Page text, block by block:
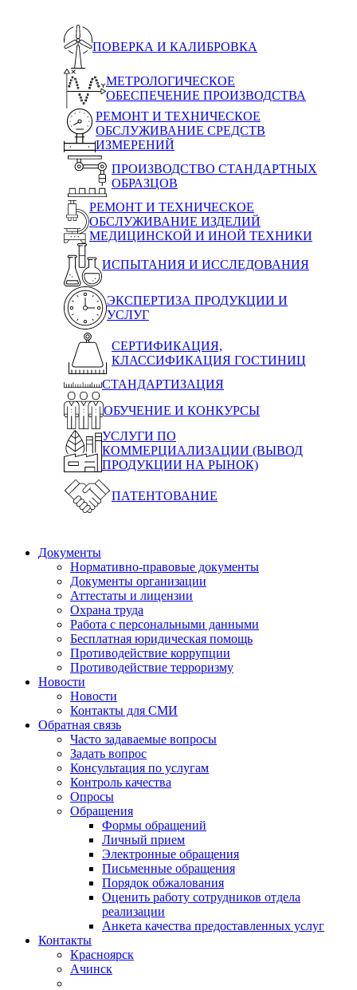
ПОВЕРКА И КАЛИБРОВКА
МЕТРОЛОГИЧЕСКОЕ
ОБЕСПЕЧЕНИЕ ПРОИЗВОДСТВА
РЕМОНТ И ТЕХНИЧЕСКОЕ
ОБСЛУЖИВАНИЕ СРЕДСТВ
ИЗМЕРЕНИЙ
ПРОИЗВОДСТВО СТАНДАРТНЫХ
ОБРАЗЦОВ
РЕМОНТ И ТЕХНИЧЕСКОЕ
ОБСЛУЖИВАНИЕ ИЗДЕЛИЙ
МЕДИЦИНСКОЙ И ИНОЙ ТЕХНИКИ
ИСПЫТАНИЯ И ИССЛЕДОВАНИЯ
ЭКСПЕРТИЗА ПРОДУКЦИИ И
УСЛУГ
СЕРТИФИКАЦИЯ,
КЛАССИФИКАЦИЯ ГОСТИНИЦ
СТАНДАРТИЗАЦИЯ
ОБУЧЕНИЕ И КОНКУРСЫ
УСЛУГИ ПО
КОММЕРЦИАЛИЗАЦИИ (ВЫВОД
ПРОДУКЦИИ НА РЫНОК)
ПАТЕНТОВАНИЕ
Документы
Нормативно-правовые документы
Документы организации
Аттестаты и лицензии
Охрана труда
Работа с персональными данными
Бесплатная юридическая помощь
Противодействие коррупции
Противодействие терроризму
Новости
Новости
Контакты для СМИ
Обратная связь
Часто задаваемые вопросы
Задать вопрос
Консультация по услугам
Контроль качества
Опросы
Обращения
Формы обращений
Личный прием
Электронные обращения
Письменные обращения
Порядок обжалования
Оценить работу сотрудников отдела
реализации
Анкета качества предоставленных услуг
Контакты
Красноярск
Ачинск